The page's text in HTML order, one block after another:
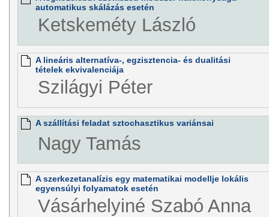
automatikus skálázás esetén
Ketskeméty László
A lineáris alternatíva-, egzisztencia- és dualitási
tételek ekvivalenciája
Szilágyi Péter
A szállítási feladat sztochasztikus variánsai
Nagy Tamás
A szerkezetanalízis egy matematikai modellje lokális
egyensúlyi folyamatok esetén
Vásárhelyiné Szabó Anna